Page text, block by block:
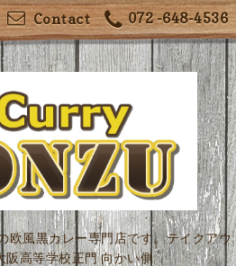
072 -648-4536
Contact
欧風黒カレー専門店です。テイクアウ
阪高等学校正門 向かい側